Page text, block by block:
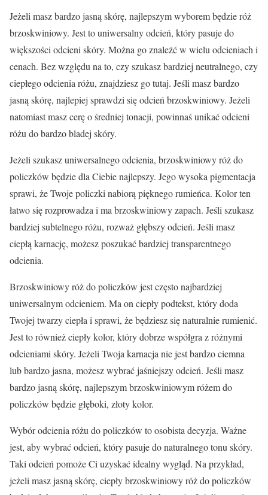
Jeżeli masz bardzo jasną skórę, najlepszym wyborem będzie róż
brzoskwiniowy. Jest to uniwersalny odcień, który pasuje do
większości odcieni skóry. Można go znaleźć w wielu odcieniach i
cenach. Bez względu na to, czy szukasz bardziej neutralnego, czy
ciepłego odcienia różu, znajdziesz go tutaj. Jeśli masz bardzo
jasną skórę, najlepiej sprawdzi się odcień brzoskwiniowy. Jeżeli
natomiast masz cerę o średniej tonacji, powinnaś unikać odcieni
różu do bardzo bladej skóry.
Jeżeli szukasz uniwersalnego odcienia, brzoskwiniowy róż do
policzków będzie dla Ciebie najlepszy. Jego wysoka pigmentacja
sprawi, że Twoje policzki nabiorą pięknego rumieńca. Kolor ten
łatwo się rozprowadza i ma brzoskwiniowy zapach. Jeśli szukasz
bardziej subtelnego różu, rozważ głębszy odcień. Jeśli masz
ciepłą karnację, możesz poszukać bardziej transparentnego
odcienia.
Brzoskwiniowy róż do policzków jest często najbardziej
uniwersalnym odcieniem. Ma on ciepły podtekst, który doda
Twojej twarzy ciepła i sprawi, że będziesz się naturalnie rumienić.
Jest to również ciepły kolor, który dobrze współgra z różnymi
odcieniami skóry. Jeżeli Twoja karnacja nie jest bardzo ciemna
lub bardzo jasna, możesz wybrać jaśniejszy odcień. Jeśli masz
bardzo jasną skórę, najlepszym brzoskwiniowym różem do
policzków będzie głęboki, złoty kolor.
Wybór odcienia różu do policzków to osobista decyzja. Ważne
jest, aby wybrać odcień, który pasuje do naturalnego tonu skóry.
Taki odcień pomoże Ci uzyskać idealny wygląd. Na przykład,
jeżeli masz jasną skórę, ciepły brzoskwiniowy róż do policzków